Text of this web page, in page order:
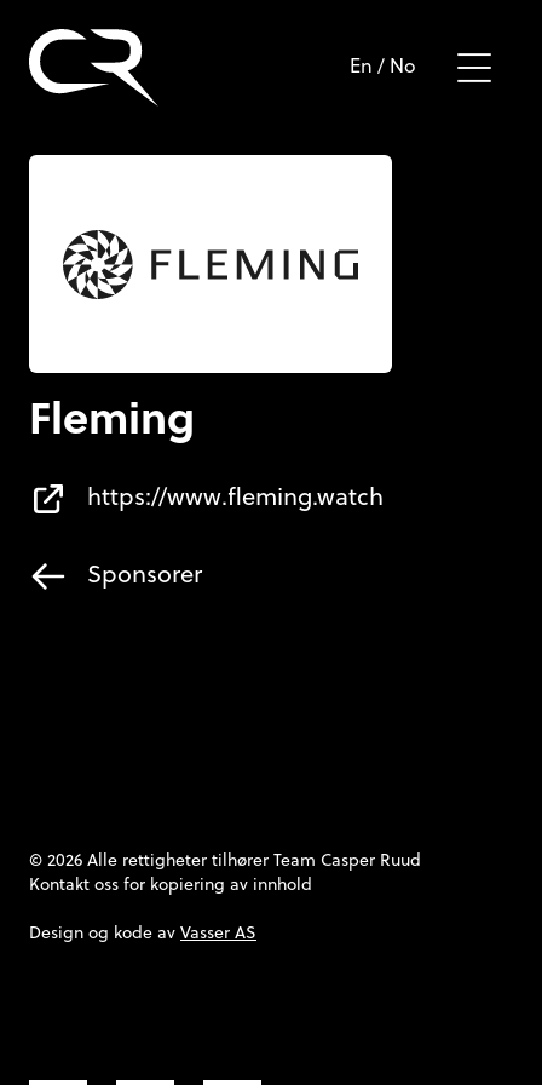
En / No
Fleming
https://www.fleming.watch
Sponsorer
© 2026 Alle rettigheter tilhører Team Casper Ruud
Kontakt oss for kopiering av innhold
Design og kode av Vasser AS